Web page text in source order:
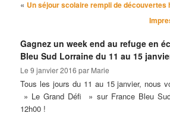
Navigation des articles
« Un séjour scolaire rempli de découvertes
Gagnez un week end au refuge en
Bleu Sud Lorraine du 11 au 15
Le9 janvier 2016 par Marie
Tous les jours du 11 au 15 janvier, nous
» Le Grand Défi » sur France Bleu
12h00 !